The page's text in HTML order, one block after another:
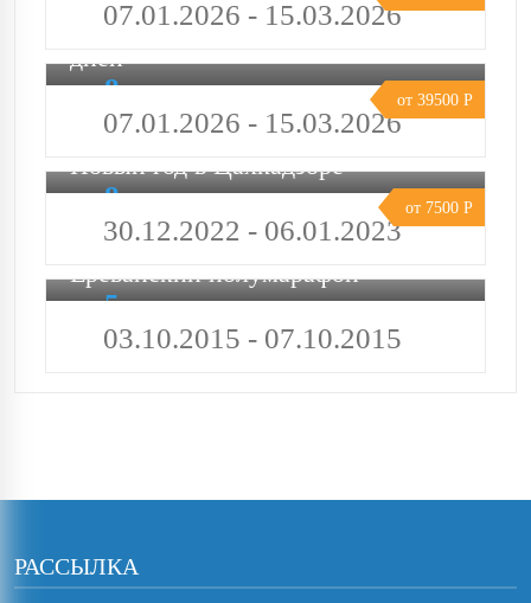
07.01.2026 - 15.03.2026
Горнолыжный тур в Армению - 8
дней
8
дней
07.01.2026 - 15.03.2026
Новый год в Цахкадзоре
8
дней
30.12.2022 - 06.01.2023
от 39500 Р
Ереванский полумарафон
5
дней
03.10.2015 - 07.10.2015
от 7500 Р
РАССЫЛКА